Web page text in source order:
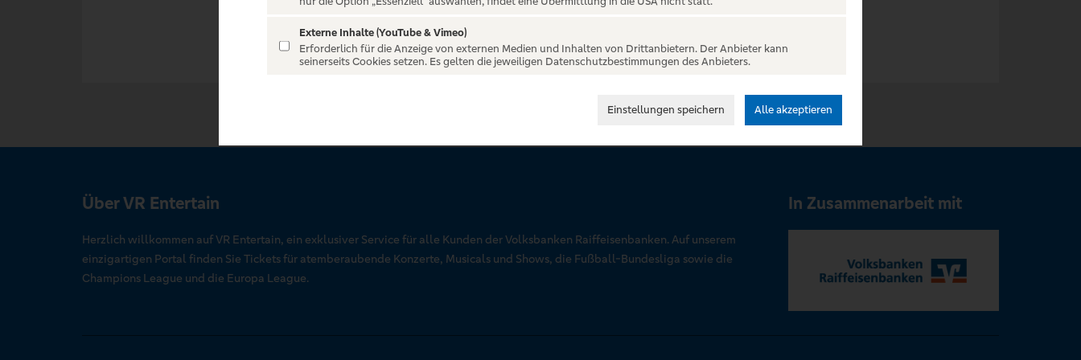
Über VR Entertain
Herzlich willkommen auf VR Entertain, ein exklusiver Service für alle Kunden der Volksbanken Raiffeisenbanken. Auf unserem
einzigartigen Portal finden Sie Tickets für atemberaubende Konzerte, Musicals und Shows, die Fußball-Bundesliga sowie die
Champions League und die Europa League.
In Zusammenarbeit mit
Externe Inhalte (YouTube & Vimeo)
Erforderlich für die Anzeige von externen Medien und Inhalten von Drittanbietern. Der Anbieter kann
seinerseits Cookies setzen. Es gelten die jeweiligen Datenschutzbestimmungen des Anbieters.
Einstellungen speichern Alle akzeptieren